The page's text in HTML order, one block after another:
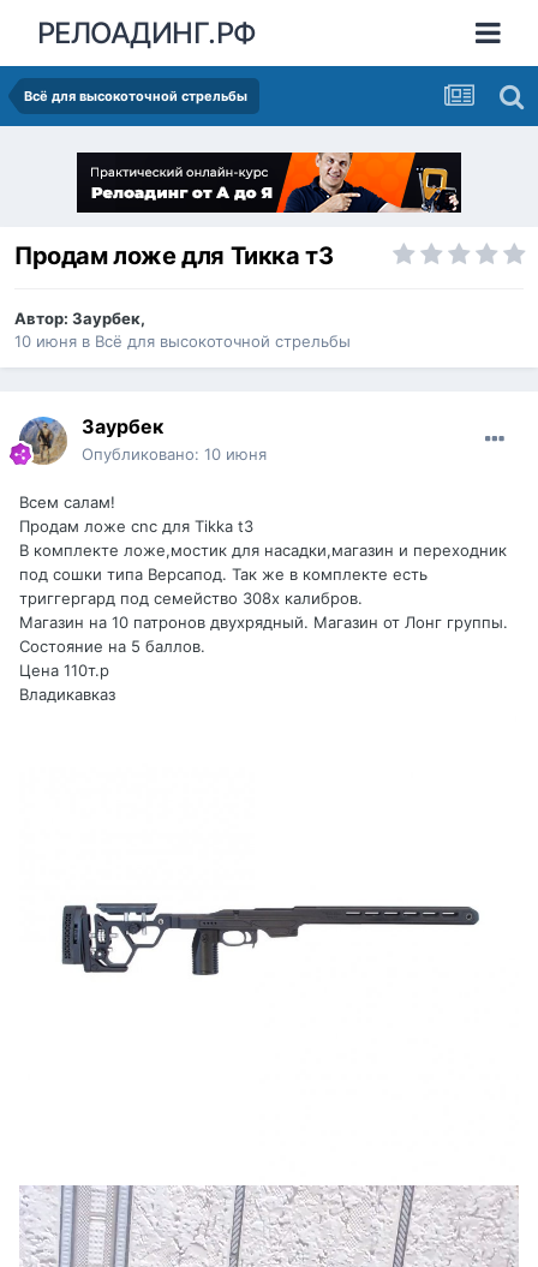
РЕЛОАДИНГ.РФ
Всё для высокоточной стрельбы
Продам ложе для Тикка т3
Автор: Заурбек,
10 июня в Всё для высокоточной стрельбы
Заурбек
Опубликовано: 10 июня
Всем салам!
Продам ложе cnc для Tikka t3
В комплекте ложе,мостик для насадки,магазин и переходник
под сошки типа Версапод. Так же в комплекте есть
триггергард под семейство 308х калибров.
Магазин на 10 патронов двухрядный. Магазин от Лонг группы.
Состояние на 5 баллов.
Цена 110т.р
Владикавказ